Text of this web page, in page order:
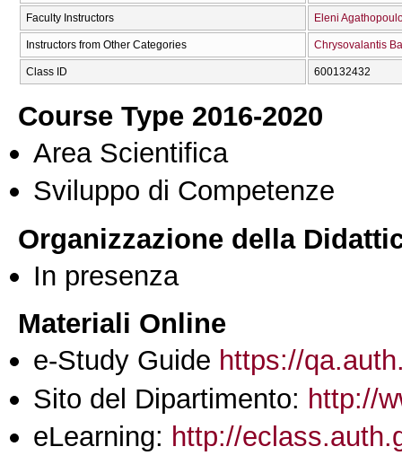
Faculty Instructors Eleni
Instructors from Other Categories Chrysovalantis
Class ID 600132432
Course Type 2016-2020
Area Scientifica
Sviluppo di Competenze
Organizzazione della
In presenza
Materiali Online
e-Study Guide https://
Sito del Dipartimento: http://
eLearning: http://